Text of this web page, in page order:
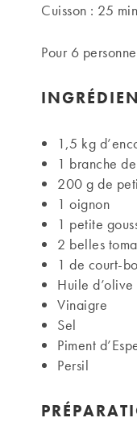
Cuisson : 25 min
Pour 6
1,5 kg
1 branche
200 g de
1 oignon
1 petite
2 belles
1 de court-
Huile d’olive
Vinaigre
Sel
Piment
Persil